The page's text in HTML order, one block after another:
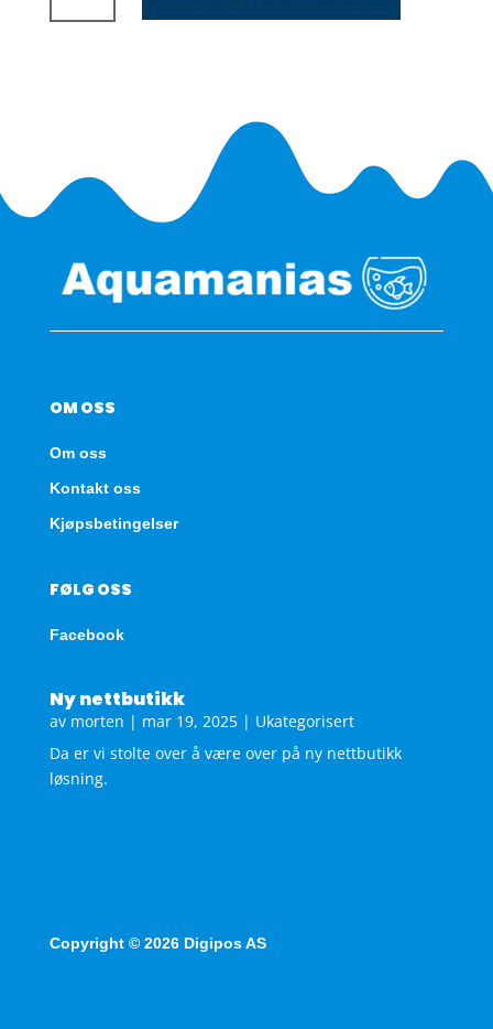
Aquatest
OM OSS
Om oss
Kontakt oss
Kjøpsbetingelser
FØLG OSS
Facebook
Ny nettbutikk
av morten | mar 19, 2025| Ukategorisert
Da er vi stolte over å være over på ny nettbutikk
løsning.
Copyright © 2026 Digipos AS